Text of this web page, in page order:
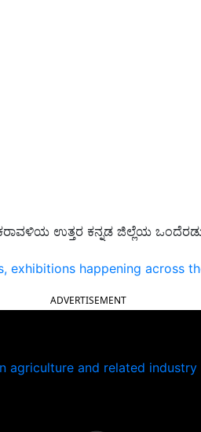
exhibitions happening across
agriculture and related industry
ಉತ್ತರ ಕನ್ನಡ ಜಿಲ್ಲೆಯ